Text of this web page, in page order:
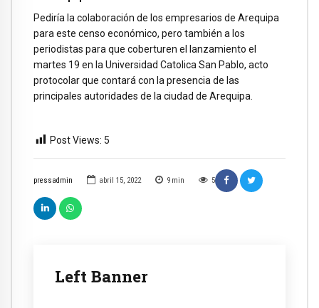
pressadmin abril 15, 2022 9 min 5
Left Banner
Pediría la colaboración de los empresarios de Arequipa
para este censo económico, pero también a los
periodistas para que coberturen el lanzamiento el
martes 19 en la Universidad Catolica San Pablo, acto
protocolar que contará con la presencia de las
principales autoridades de la ciudad de Arequipa.
Post Views: 5